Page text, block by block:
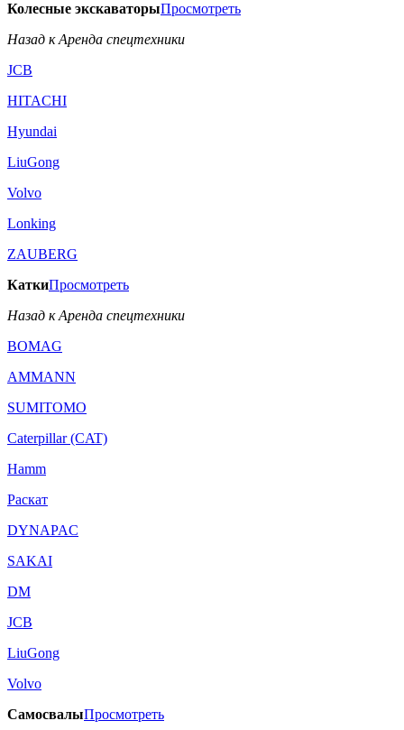
Колесные экскаваторыПросмотреть
Назад к Аренда спецтехники
JCB
HITACHI
Hyundai
LiuGong
Volvo
Lonking
ZAUBERG
КаткиПросмотреть
Назад к Аренда спецтехники
BOMAG
AMMANN
SUMITOMO
Caterpillar (CAT)
Hamm
Раскат
DYNAPAC
SAKAI
DM
JCB
LiuGong
Volvo
СамосвалыПросмотреть